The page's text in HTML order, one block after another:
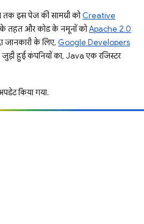
इस पेज की सामग्री कोCreative
तहत और कोड के नमूनों कोApache 2.0
जानकारी के लिए, Google Developers
हुई कंपनियों का, Java एक रजिस्टर
किया गया.